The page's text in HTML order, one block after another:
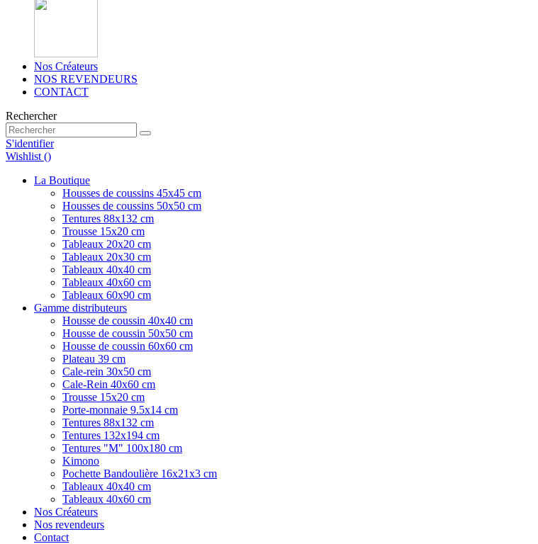
Nos Créateurs
NOS REVENDEURS
CONTACT
Rechercher
S'identifier
Wishlist ()
La Boutique
Housses de coussins 45x45 cm
Housses de coussins 50x50 cm
Tentures 88x132 cm
Trousse 15x20 cm
Tableaux 20x20 cm
Tableaux 20x30 cm
Tableaux 40x40 cm
Tableaux 40x60 cm
Tableaux 60x90 cm
Gamme distributeurs
Housse de coussin 40x40 cm
Housse de coussin 50x50 cm
Housse de coussin 60x60 cm
Plateau 39 cm
Cale-rein 30x50 cm
Cale-Rein 40x60 cm
Trousse 15x20 cm
Porte-monnaie 9.5x14 cm
Tentures 88x132 cm
Tentures 132x194 cm
Tentures "M" 100x180 cm
Kimono
Pochette Bandoulière 16x21x3 cm
Tableaux 40x40 cm
Tableaux 40x60 cm
Nos Créateurs
Nos revendeurs
Contact